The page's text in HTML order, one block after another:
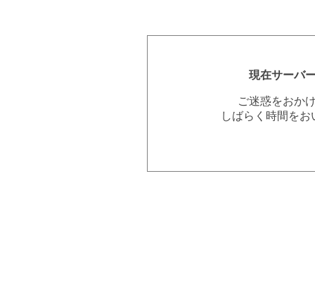
現在サーバ
ご迷惑をおか
しばらく時間を